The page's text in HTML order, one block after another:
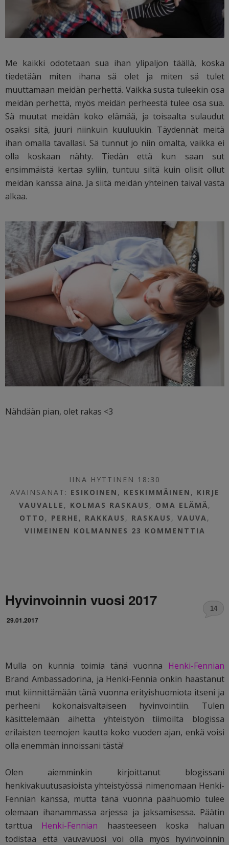
Me kaikki odotetaan sua ihan ylipaljon täällä, koska
tiedetään miten ihana sä olet ja miten sä tulet
muuttamaan meidän perhettä. Vaikka susta tuleekin osa
meidän perhettä, myös meidän perheestä tulee osa sua.
Sä muutat meidän koko elämää, ja toisaalta sulaudut
osaksi sitä, juuri niinkuin kuuluukin. Täydennät meitä
ihan omalla tavallasi. Sä tunnut jo niin omalta, vaikka ei
olla koskaan nähty. Tiedän että kun saan sut
ensimmäistä kertaa syliin, tuntuu siltä kuin olisit ollut
meidän kanssa aina. Ja siitä meidän yhteinen taival vasta
alkaa.
Nähdään pian, olet rakas <3
IINA HYTTINEN 18:30
AVAINSANAT: ESIKOINEN , KESKIMMÄINEN , KIRJE
VAUVALLE , KOLMAS RASKAUS , OMA ELÄMÄ,
OTTO , PERHE , RAKKAUS , RASKAUS ,VAUVA ,
VIIMEINEN KOLMANNES 23 KOMMENTTIA
Hyvinvoinnin vuosi 2017
29.01.2017
14
Mulla on kunnia toimia tänä vuonna Henki-Fennian
Brand Ambassadorina, ja Henki-Fennia onkin haastanut
mut kiinnittämään tänä vuonna erityishuomiota itseni ja
perheeni kokonaisvaltaiseen hyvinvointiin. Tulen
käsittelemään aihetta yhteistyön tiimoilta blogissa
erilaisten teemojen kautta koko vuoden ajan, enkä voisi
olla enemmän innoissani tästä!
Olen aiemminkin kirjoittanut blogissani
henkivakuutusasioista yhteistyössä nimenomaan Henki-
Fennian kanssa, mutta tänä vuonna päähuomio tulee
olemaan ihanammassa arjessa ja jaksamisessa. Päätin
tarttua Henki-Fennian haasteeseen koska haluan
todistaa että vauvavuosi voi olla myös hyvinvoinnin